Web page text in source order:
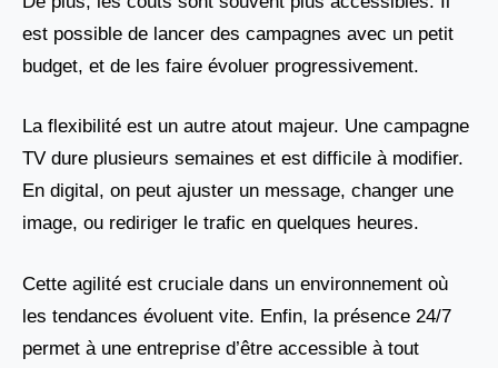
est possible de lancer des campagnes avec un petit
budget, et de les faire évoluer progressivement.
La flexibilité est un autre atout majeur. Une campagne
TV dure plusieurs semaines et est difficile à modifier.
En digital, on peut ajuster un message, changer une
image, ou rediriger le trafic en quelques heures.
Cette agilité est cruciale dans un environnement où
les tendances évoluent vite. Enfin, la présence 24/7
permet à une entreprise d’être accessible à tout